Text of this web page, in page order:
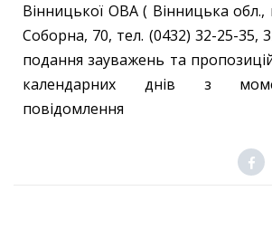
Вінницької ОВА ( Вінницька обл.,
Соборна, 70, тел. (0432) 32-25-35,
подання зауважень та
календарних днів з
повідомлення